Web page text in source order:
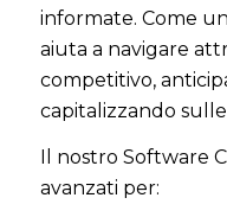
informate. Come
aiuta a navigare
competitivo,
capitalizzando
Il nostro Software
avanzati per: